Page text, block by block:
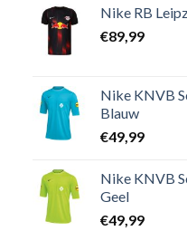
Nike RB
€89,99
Nike KNVB
Blauw
€49,99
Nike KNVB
Geel
€49,99